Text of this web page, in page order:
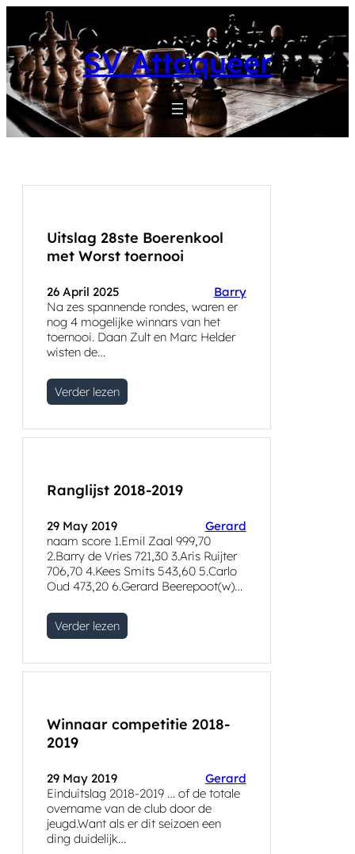
content
SV Attaqueer
Uitslag 28ste Boerenkool
met Worst toernooi
26 April 2025
Barry
Na zes spannende rondes, waren er
nog 4 mogelijke winnars van het
toernooi. Daan Zult en Marc Helder
wisten de…
Verder lezen
Ranglijst 2018-2019
29 May 2019
Gerard
naam score 1.Emil Zaal 999,70
2.Barry de Vries 721,30 3.Aris Ruijter
706,70 4.Kees Smits 543,60 5.Carlo
Oud 473,20 6.Gerard Beerepoot(w)…
Verder lezen
Winnaar competitie 2018-
2019
29 May 2019
Gerard
Einduitslag 2018-2019 … of de totale
overname van de club door de
jeugd.Want als er dit seizoen een
ding duidelijk…